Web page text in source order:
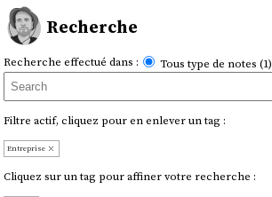
Recherche
Recherche effectué dans : Tous type de notes (1)
Filtre actif, cliquez pour en enlever un tag :
Entreprise
Cliquez sur un tag pour affiner votre recherche :